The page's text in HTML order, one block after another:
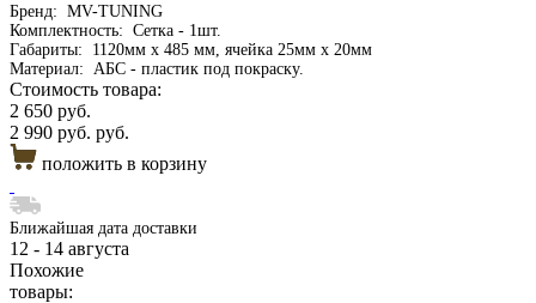
Бренд: MV-TUNING
Комплектность: Сетка - 1шт.
Габариты:
1120мм х 485 мм, ячейка 25мм х 20мм
Материал:
АБС - пластик под покраску.
Стоимость товара:
2 650 руб.
2 990 руб. руб.
положить в корзину
Ближайшая дата доставки
12 - 14 августа
Похожие
товары: